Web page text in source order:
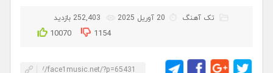
تک آهنگ 20 آوریل 2025 252,403 بازدید
10070 1154